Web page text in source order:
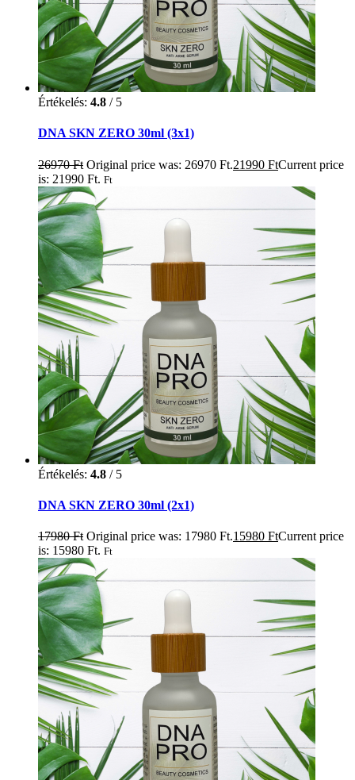
Értékelés: 4.8 / 5
DNA SKN ZERO 30ml (3x1)
26970Ft Original price was: 26970 Ft.21990 FtCurrent price
is: 21990 Ft. Ft
Értékelés: 4.8 / 5
DNA SKN ZERO 30ml (2x1)
17980Ft Original price was: 17980 Ft.15980 FtCurrent price
is: 15980 Ft. Ft